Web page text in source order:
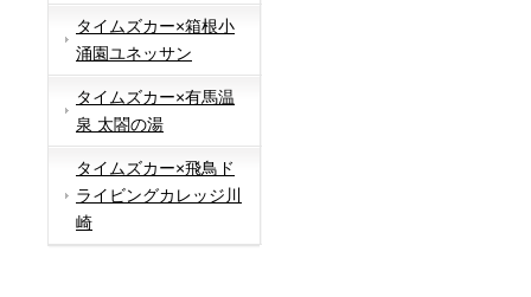
タイムズカー×箱根小
涌園ユネッサン
タイムズカー×有馬温
泉 太閤の湯
タイムズカー×飛鳥ド
ライビングカレッジ川
崎